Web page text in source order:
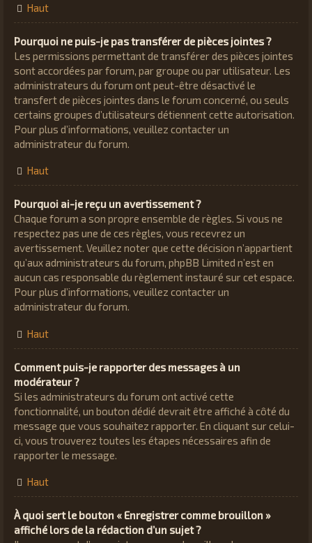
Haut
Pourquoi ne puis-je pas transférer de pièces jointes ?
Les permissions permettant de transférer des pièces jointes
sont accordées par forum, par groupe ou par utilisateur. Les
administrateurs du forum ont peut-être désactivé le
transfert de pièces jointes dans le forum concerné, ou seuls
certains groupes d’utilisateurs détiennent cette autorisation.
Pour plus d’informations, veuillez contacter un
administrateur du forum.
Haut
Pourquoi ai-je reçu un avertissement ?
Chaque forum a son propre ensemble de règles. Si vous ne
respectez pas une de ces règles, vous recevrez un
avertissement. Veuillez noter que cette décision n’appartient
qu’aux administrateurs du forum, phpBB Limited n’est en
aucun cas responsable du règlement instauré sur cet espace.
Pour plus d’informations, veuillez contacter un
administrateur du forum.
Haut
Comment puis-je rapporter des messages à un
modérateur ?
Si les administrateurs du forum ont activé cette
fonctionnalité, un bouton dédié devrait être affiché à côté du
message que vous souhaitez rapporter. En cliquant sur celui-
ci, vous trouverez toutes les étapes nécessaires afin de
rapporter le message.
Haut
À quoi sert le bouton « Enregistrer comme brouillon »
affiché lors de la rédaction d’un sujet ?